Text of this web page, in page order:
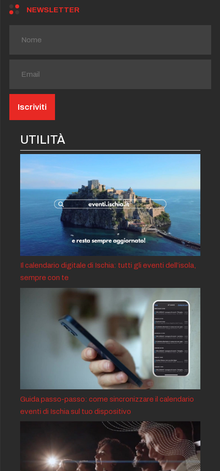
NEWSLETTER
UTILITÀ
Il calendario digitale di Ischia: tutti gli eventi dell’isola,
sempre con te
Guida passo-passo: come sincronizzare il calendario
eventi di Ischia sul tuo dispositivo